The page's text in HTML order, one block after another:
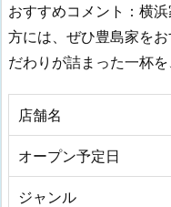
おすすめコメント：横
方には、ぜひ豊島家を
だわりが詰まった一杯
店舗名
オープン予定日
ジャンル